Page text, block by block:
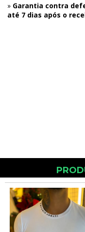
» Garantia contra
até 7 dias após o